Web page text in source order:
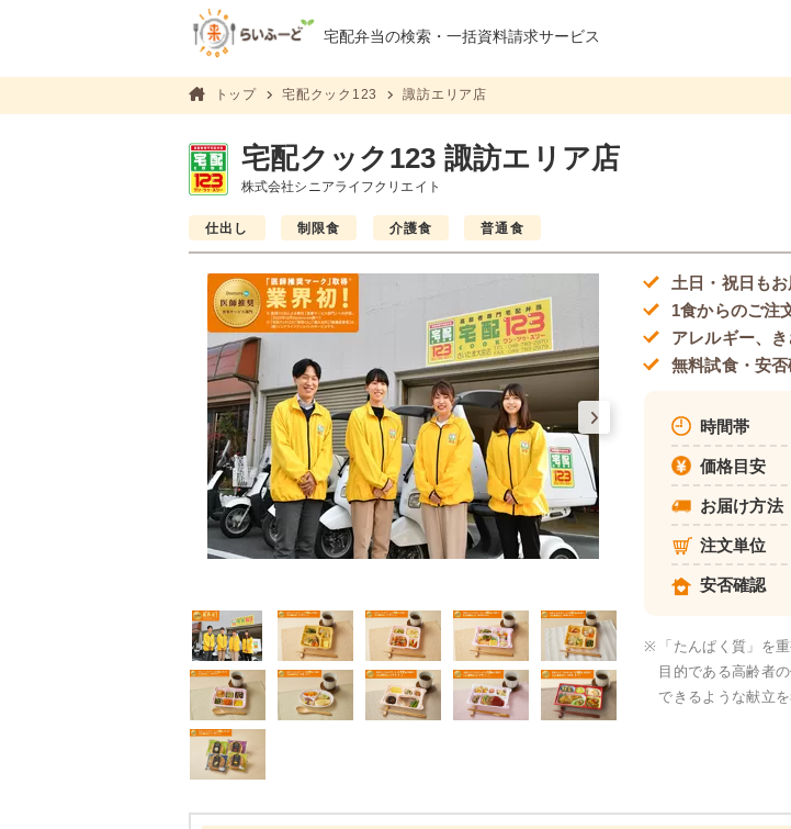
宅配弁当の検索・一括資料請求サービス
トップ 宅配クック123 諏訪エリア店
宅配クック123 諏訪エリア店
株式会社シニアライフクリエイト
仕出し 制限食 介護食 普通食
土日・祝日も
1食からのご注
アレルギー、
無料試食・安
時間帯
価格目安
お届け方法
注文単位
安否確認
※
「たんぱく質」を
目的である高齢者
できるような献立を